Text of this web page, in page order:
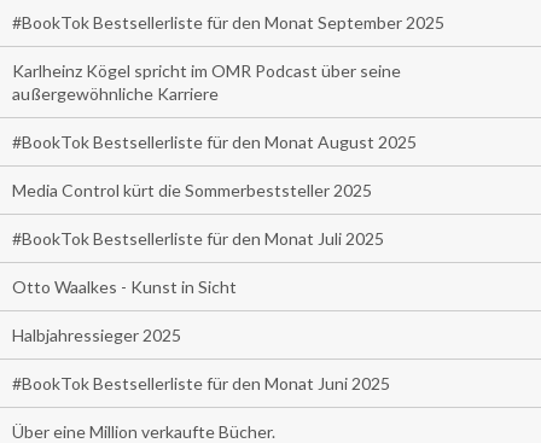
#BookTok Bestsellerliste für den Monat September 2025
Karlheinz Kögel spricht im OMR Podcast über seine
außergewöhnliche Karriere
#BookTok Bestsellerliste für den Monat August 2025
Media Control kürt die Sommerbeststeller 2025
#BookTok Bestsellerliste für den Monat Juli 2025
Otto Waalkes - Kunst in Sicht
Halbjahressieger 2025
#BookTok Bestsellerliste für den Monat Juni 2025
Über eine Million verkaufte Bücher.